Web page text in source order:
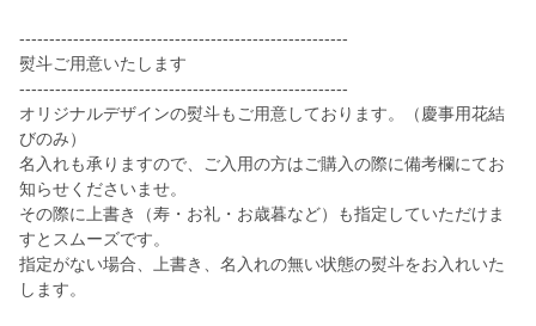
-------------------------------------------------------
熨斗ご用意いたします
-------------------------------------------------------
オリジナルデザインの熨斗もご用意しております。（慶事用花結
びのみ）
名入れも承りますので、ご入用の方はご購入の際に備考欄にてお
知らせくださいませ。
その際に上書き（寿・お礼・お歳暮など）も指定していただけま
すとスムーズです。
指定がない場合、上書き、名入れの無い状態の熨斗をお入れいた
します。